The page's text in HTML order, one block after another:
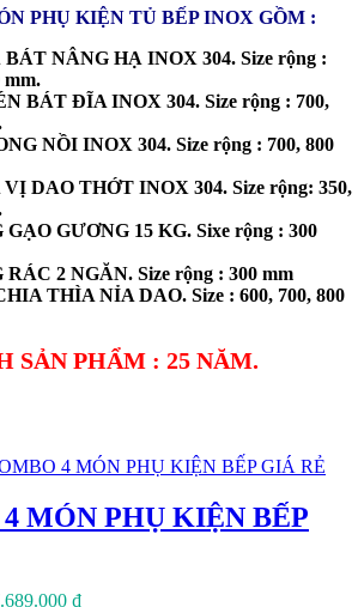
PHỤ KIỆN TỦ BẾP INOX GỒM :
NÂNG HẠ INOX 304. Size rộng :
mm.
BÁT ĐĨA INOX 304. Size rộng : 700,
NỒI INOX 304. Size rộng : 700, 800
DAO THỚT INOX 304. Size rộng: 350,
GẠO GƯƠNG 15 KG. Sixe rộng : 300
RÁC 2 NGĂN. Size rộng : 300 mm
THÌA NỈA DAO. Size : 600, 700, 800
SẢN PHẨM : 25 NĂM.
MÓN PHỤ KIỆN BẾP
₫Giá